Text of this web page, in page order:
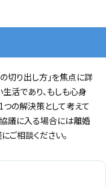
切り出し方」を焦点に詳
活であり、もしも心身
の解決策として考えて
協議に入る場合には離婚
ご相談ください。